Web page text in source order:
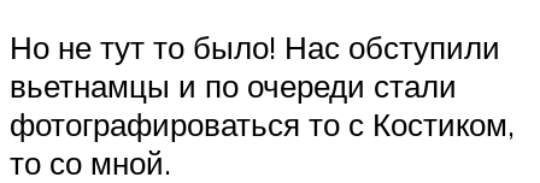
Но не тут то было! Нас обступили
вьетнамцы и по очереди стали
фотографироваться то с Костиком,
то со мной.